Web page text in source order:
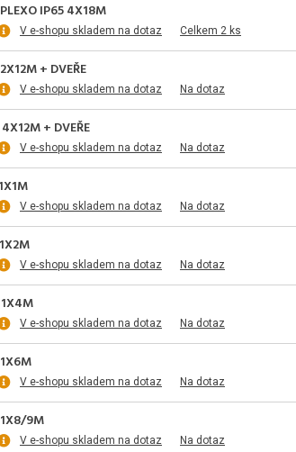
IP65 4X18M
V e-shopu skladem na dotaz Celkem 2 ks
+ DVEŘE
V e-shopu skladem na dotaz Na dotaz
+ DVEŘE
V e-shopu skladem na dotaz Na dotaz
V e-shopu skladem na dotaz Na dotaz
V e-shopu skladem na dotaz Na dotaz
V e-shopu skladem na dotaz Na dotaz
V e-shopu skladem na dotaz Na dotaz
9M
V e-shopu skladem na dotaz Na dotaz